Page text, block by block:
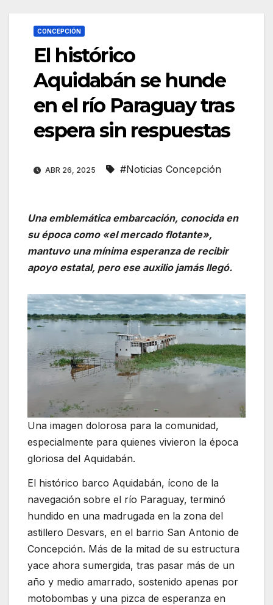
CONCEPCIÓN
El histórico
Aquidabán se hunde
en el río Paraguay tras
espera sin respuestas
ABR 26, 2025 #Noticias Concepción
Una emblemática embarcación, conocida en
su época como «el mercado flotante»,
mantuvo una mínima esperanza de recibir
apoyo estatal, pero ese auxilio jamás llegó.
Una imagen dolorosa para la comunidad,
especialmente para quienes vivieron la época
gloriosa del Aquidabán.
El histórico barco Aquidabán, ícono de la
navegación sobre el río Paraguay, terminó
hundido en una madrugada en la zona del
astillero Desvars, en el barrio San Antonio de
Concepción. Más de la mitad de su estructura
yace ahora sumergida, tras pasar más de un
año y medio amarrado, sostenido apenas por
motobombas y una pizca de esperanza en